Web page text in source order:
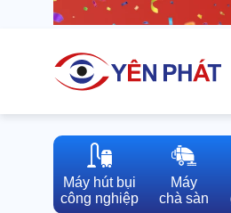
Máy hút bụi
công nghiệp
Máy
chà sàn